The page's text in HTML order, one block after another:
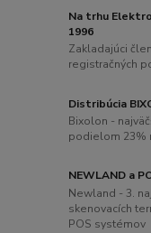
Na trhu
1996
Zakladajúci
registračných
Distribúcia
Bixolon -
podielom 23%
NEWLAND a
Newland - 3.
skenovacích
POS systémov